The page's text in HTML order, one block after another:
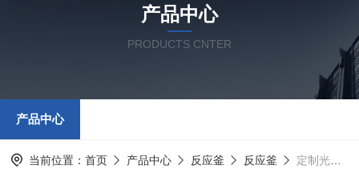
产品中心
PRODUCTS CNTER
产品中心
当前位置： 首页 产品中心 反应釜 反应釜 定制光化学微型小型釜高压反应釜反应器